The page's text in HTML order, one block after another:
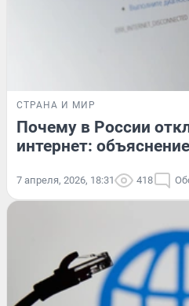
СТРАНА И МИР
Почему в России
интернет:
7 апреля, 2026, 18:31 418